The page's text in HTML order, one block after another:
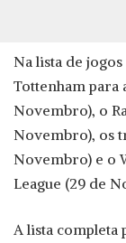
Na lista de
Tottenham para
Novembro), o
Novembro), os
Novembro) e o
League (29 de
A lista completa